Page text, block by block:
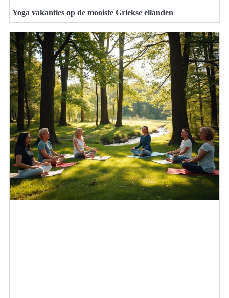
Yoga vakanties op de mooiste Griekse eilanden